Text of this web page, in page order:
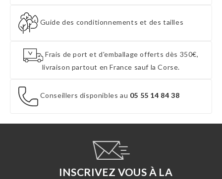
Guide des conditionnements et des tailles
Frais de port et d'emballage offerts dès 350€,
livraison partout en France sauf la Corse.
Conseillers disponibles au 05 55 14 84 38
INSCRIVEZ VOUS À LA